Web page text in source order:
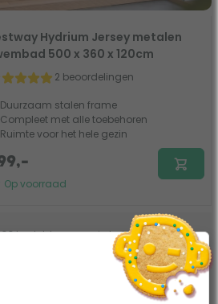
Hydrium Jersey metalen
500 x 360 x 120cm
2 beoordelingen
Duurzaam stalen frame
Compleet met alle toebehoren
Ruimte voor het hele gezin
Op voorraad
besteld, morgen in huis*
verzending vanaf €75
advies van onze experts